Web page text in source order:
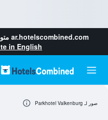
ar.hotelscombined.com
in English
صور لـ Parkhotel Valkenburg